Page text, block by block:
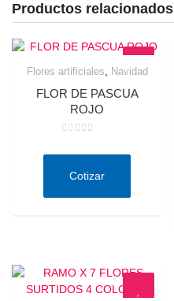
Productos relacionados
Flores artificiales, Navidad
FLOR DE PASCUA
ROJO
deCotizar